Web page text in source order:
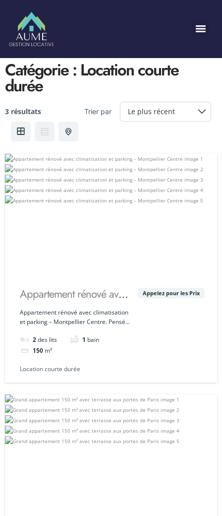
Catégorie : Location courte
durée
3 résultats Trier par
Appartement rénové avec
climatisation et parking –
Montpellier Centre
Appartement rénové avec climatisation
et parking – Montpellier Centre. Pensé...
2des lits 1 bain
150 m²
Appelez pour les Prix
Location courte durée